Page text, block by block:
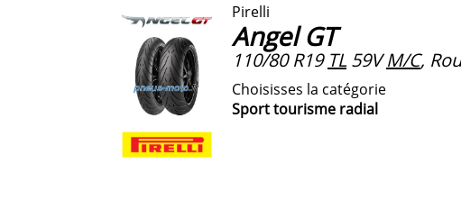
Pirelli
Angel GT
110/80 R19 TL59V M/C,
Choisisses la catégorie
Sport tourisme radial